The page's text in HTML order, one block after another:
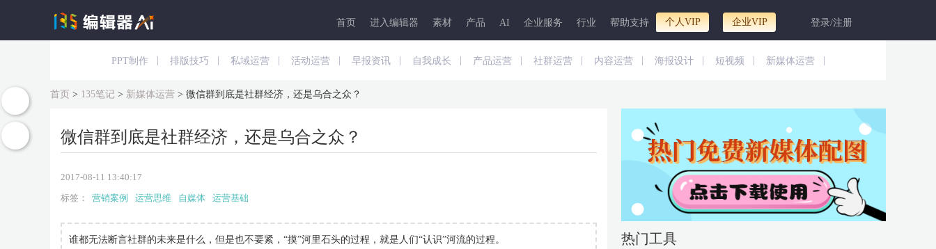
首页 进入编辑器 素材 产品 AI 企业服务 行业 帮助支持 个人VIP 企业VIP 登录/注册
PPT制作 排版技巧 私域运营 活动运营 早报资讯 自我成长 产品运营 社群运营 内容运营 海报设计 短视频 新媒体运营
首页 > 135笔记 > 新媒体运营 > 微信群到底是社群经济，还是乌合之众？
微信群到底是社群经济，还是乌合之众？
2017-08-11 13:40:17
标签： 营销案例 运营思维 自媒体 运营基础
谁都无法断言社群的未来是什么，但是也不要紧，“摸”河里石头的过程，就是人们“认识”河流的过程。 热门工具